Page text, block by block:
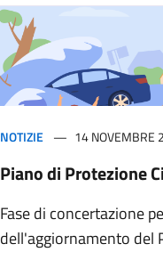
NOTIZIE 14 NOVEMBRE
Piano di Protezione
Fase di concertazione
dell'aggiornamento del